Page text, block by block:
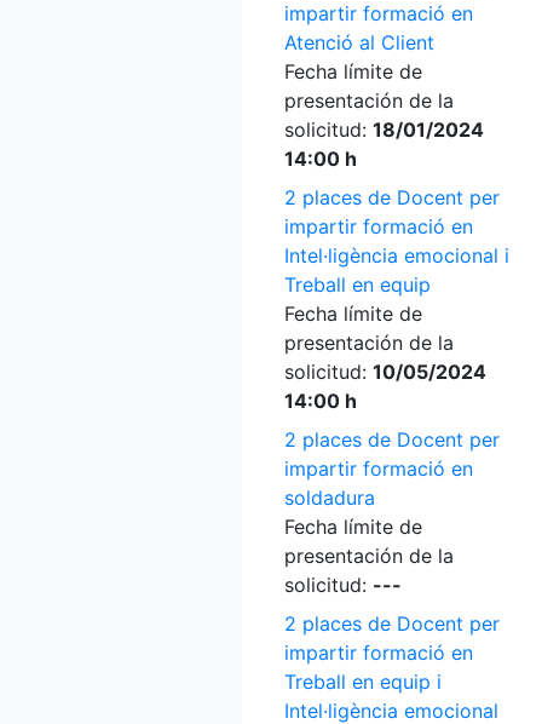
impartir formació en
Atenció al Client
Fecha límite de
presentación de la
solicitud: 18/01/2024
14:00 h
2 places de Docent per
impartir formació en
Intel·ligència emocional i
Treball en equip
Fecha límite de
presentación de la
solicitud: 10/05/2024
14:00 h
2 places de Docent per
impartir formació en
soldadura
Fecha límite de
presentación de la
solicitud: ---
2 places de Docent per
impartir formació en
Treball en equip i
Intel·ligència emocional